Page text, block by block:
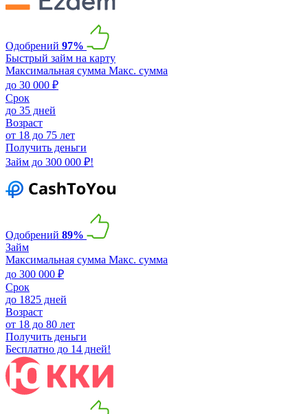
Одобрений 97%
Быстрый займ на карту
Максимальная сумма Макс. сумма
до 30 000 ₽
Срок
до 35 дней
Возраст
от 18 до 75 лет
Получить деньги
Займ до 300 000 ₽!
Одобрений 89%
Займ
Максимальная сумма Макс. сумма
до 300 000 ₽
Срок
до 1825 дней
Возраст
от 18 до 80 лет
Получить деньги
Бесплатно до 14 дней!